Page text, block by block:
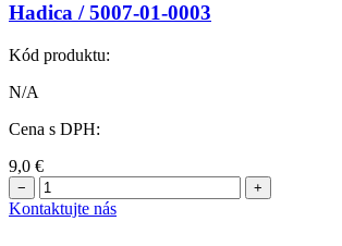
Hadica / 5007-01-0003
Kód produktu:
N/A
Cena s DPH:
9,0 €
− +
Kontaktujte nás